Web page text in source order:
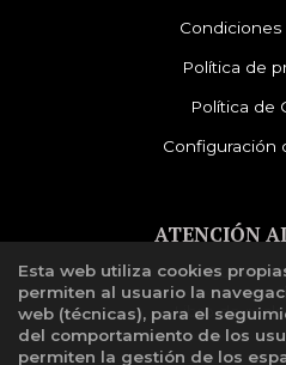
Condiciones
Política de
Política de
Configuración
ATENCIÓN
Quiénes
Libro de
Esta web utiliza cookies
permiten al usuario la
web (técnicas), para el
del comportamiento de los
permiten la gestión de los